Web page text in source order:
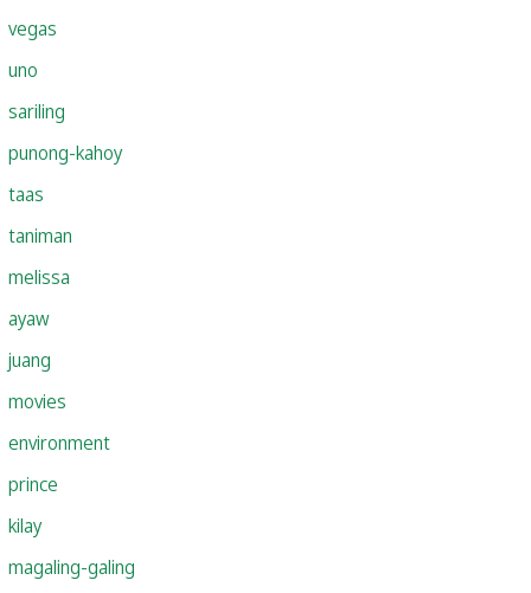
vegas
uno
sariling
punong-kahoy
taas
taniman
melissa
ayaw
juang
movies
environment
prince
kilay
magaling-galing